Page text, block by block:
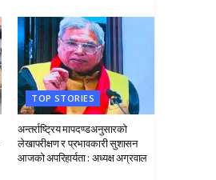
TOP STORIES
अन्तर्राष्ट्रिय मापदण्डअनुसारको
लेखापरीक्षण र प्रभावकारी सुशासन
आजको अपरिहार्यता : अध्यक्ष अग्रवाल